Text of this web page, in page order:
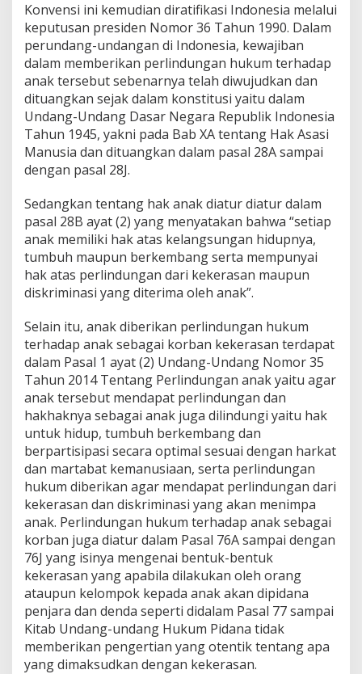
Konvensi ini kemudian diratifikasi Indonesia melalui
keputusan presiden Nomor 36 Tahun 1990. Dalam
perundang-undangan di Indonesia, kewajiban
dalam memberikan perlindungan hukum terhadap
anak tersebut sebenarnya telah diwujudkan dan
dituangkan sejak dalam konstitusi yaitu dalam
Undang-Undang Dasar Negara Republik Indonesia
Tahun 1945, yakni pada Bab XA tentang Hak Asasi
Manusia dan dituangkan dalam pasal 28A sampai
dengan pasal 28J.
Sedangkan tentang hak anak diatur diatur dalam
pasal 28B ayat (2) yang menyatakan bahwa “setiap
anak memiliki hak atas kelangsungan hidupnya,
tumbuh maupun berkembang serta mempunyai
hak atas perlindungan dari kekerasan maupun
diskriminasi yang diterima oleh anak”.
Selain itu, anak diberikan perlindungan hukum
terhadap anak sebagai korban kekerasan terdapat
dalam Pasal 1 ayat (2) Undang-Undang Nomor 35
Tahun 2014 Tentang Perlindungan anak yaitu agar
anak tersebut mendapat perlindungan dan
hakhaknya sebagai anak juga dilindungi yaitu hak
untuk hidup, tumbuh berkembang dan
berpartisipasi secara optimal sesuai dengan harkat
dan martabat kemanusiaan, serta perlindungan
hukum diberikan agar mendapat perlindungan dari
kekerasan dan diskriminasi yang akan menimpa
anak. Perlindungan hukum terhadap anak sebagai
korban juga diatur dalam Pasal 76A sampai dengan
76J yang isinya mengenai bentuk-bentuk
kekerasan yang apabila dilakukan oleh orang
ataupun kelompok kepada anak akan dipidana
penjara dan denda seperti didalam Pasal 77 sampai
Kitab Undang-undang Hukum Pidana tidak
memberikan pengertian yang otentik tentang apa
yang dimaksudkan dengan kekerasan.